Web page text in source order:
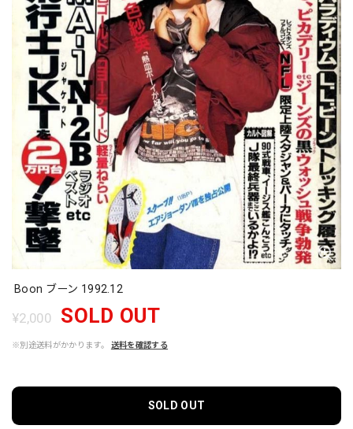
Boon ブーン 1992.12
¥2,000 SOLD OUT
※別途送料がかかります。 送料を確認する
SOLD OUT